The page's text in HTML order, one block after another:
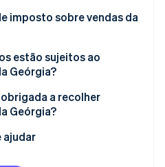
imposto sobre vendas da
estão sujeitos ao
Geórgia?
a recolher
Geórgia?
ajudar